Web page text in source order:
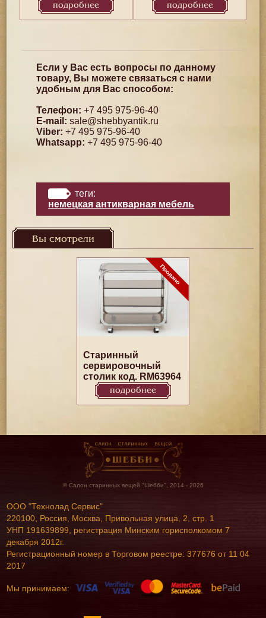
подробнее подробнее
Если у Вас есть вопросы по данному
товару, Вы можете связаться с нами
удобным для Вас способом:
Телефон: +7 495 975-96-40
E-mail: sale@shebbyantik.ru
Viber: +7 495 975-96-40
Whatsapp: +7 495 975-96-40
теги:
немецкая антикварная мебель
Вы смотрели
Старинный
сервировочный
столик код. RM63964
подробнее
© Салон старинных вещей "Шебби", 2014 - 2026
ООО "Технолад Сервис"
220100, Россия, Москва, Привольная улица, 2, стр. 1
УНП 191639899, регистрация Минским горисполкомом 7
декабря 2012г.
Регистрационный номер в Торговом реестре: 377676 от 11 04
2017
Мы принимаем: